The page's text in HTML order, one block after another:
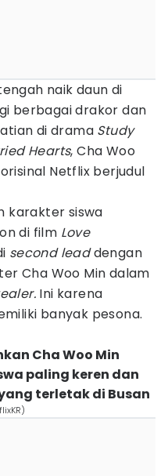
naik daun di
berbagai drakor dan
di drama Study
Hearts, Cha Woo
Netflix berjudul
karakter siswa
di film Love
second leaddengan
Cha Woo Min dalam
Ini karena
banyak pesona.
Cha Woo Min
paling keren dan
terletak di Busan